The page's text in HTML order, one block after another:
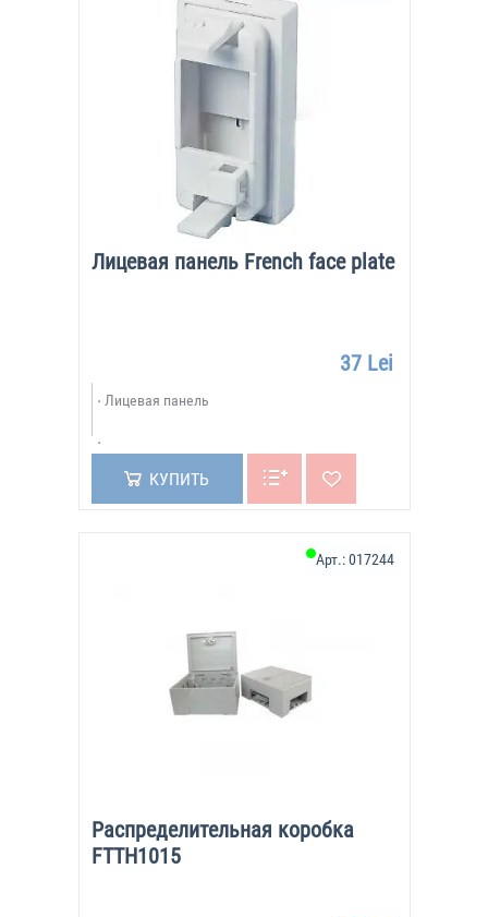
Лицевая панель French face plate
37 Lei
Лицевая панель
КУПИТЬ
Распределительная коробка
FTTH1015
Арт.:017244